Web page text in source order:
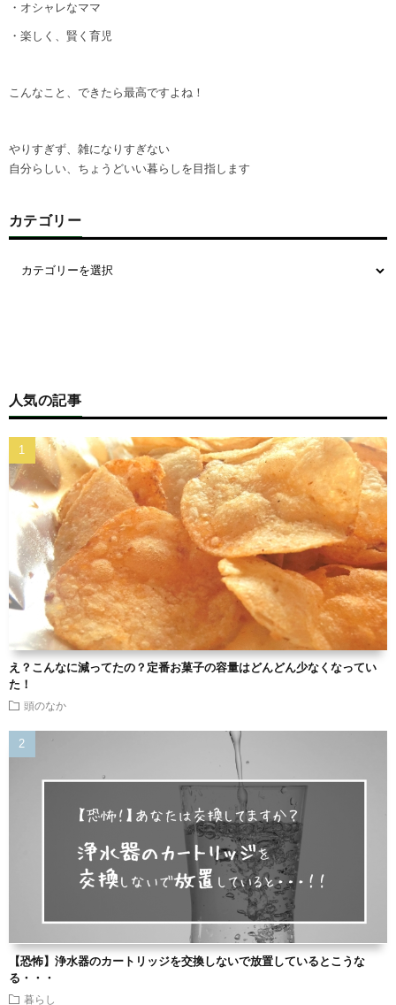
・オシャレなママ
・楽しく、賢く育児
こんなこと、できたら最高ですよね！
やりすぎず、雑になりすぎない
自分らしい、ちょうどいい暮らしを目指します
カテゴリー
人気の記事
え？こんなに減ってたの？定番お菓子の容量はどんどん少なくなってい
た！
頭のなか
【恐怖】浄水器のカートリッジを交換しないで放置しているとこうな
る・・・
暮らし